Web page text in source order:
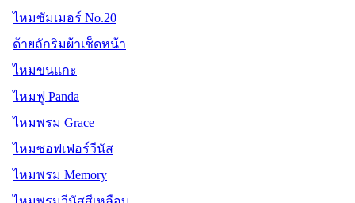
ไหมซัมเมอร์ No.20
ด้ายถักริมผ้าเช็ดหน้า
ไหมขนแกะ
ไหมฟู Panda
ไหมพรม Grace
ไหมซอฟเฟอร์วีนัส
ไหมพรม Memory